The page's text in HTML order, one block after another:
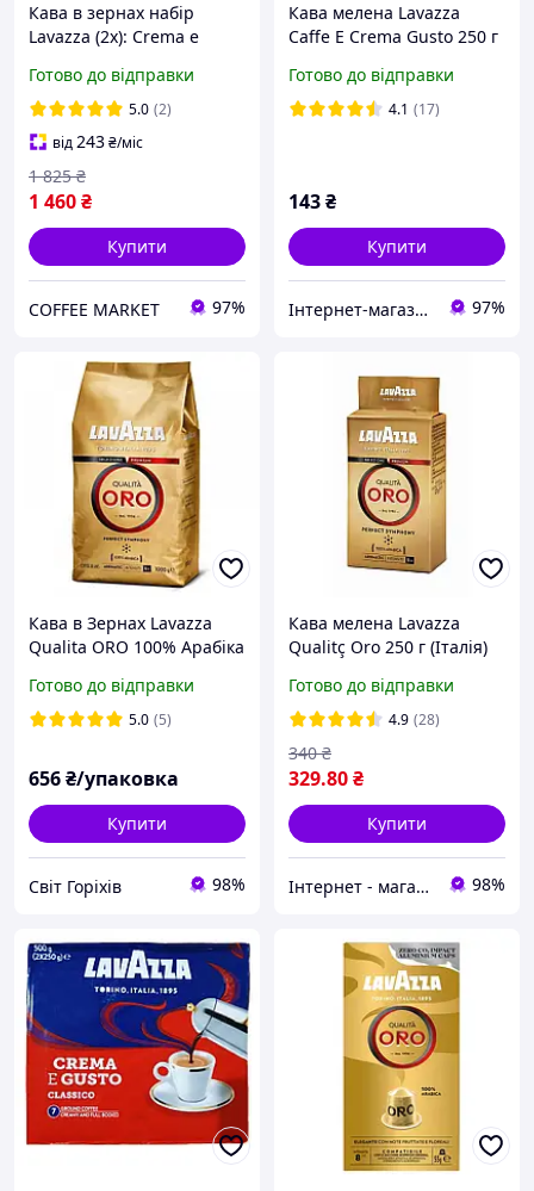
Кава в зернах набір
Lavazza (2х): Crema e
зернова кава Лаваца
Готово до відправки
5.0 (2)
від243₴/міс
1 460₴
1 825 ₴
Купити
COFFEE MARKET 97%
Кава мелена Lavazza
Caffe E Crema Gusto 250 г
аналог Польща
Готово до відправки
4.1 (17)
143₴
Купити
Інтернет-магазин Роял Кава Royal Coffee Ukraine 97%
Кава в Зернах Lavazza
Qualita ORO 100% Арабіка
Готово до відправки
5.0 (5)
656₴/упаковка
Купити
Світ Горіхів 98%
Кава мелена Lavazza
Qualitç Oro 250 г (Італія)
Готово до відправки
4.9 (28)
329.80₴
340 ₴
Купити
Інтернет - магазин " Chaikoff " 98%